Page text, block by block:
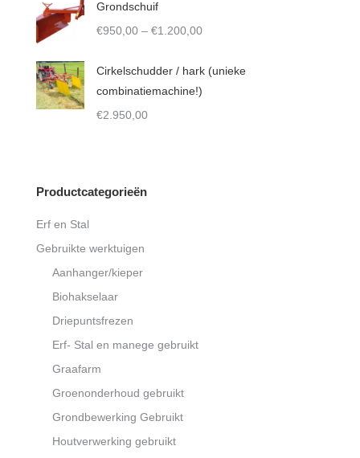
Grondschuif
€950,00 – €1.200,00Price
€950,00
Cirkelschudder / hark (unieke
combinatiemachine!)
€2.950,00
Productcategorieën
Erf en Stal
Gebruikte werktuigen
Aanhanger/kieper
Biohakselaar
Driepuntsfrezen
Erf- Stal en manege gebruikt
Graafarm
Groenonderhoud gebruikt
Grondbewerking Gebruikt
Houtverwerking gebruikt